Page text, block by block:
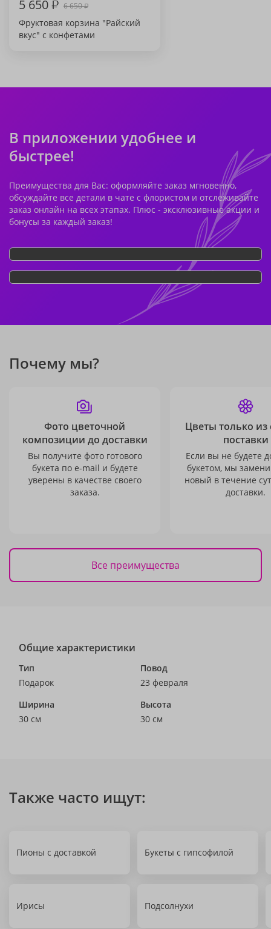
5 650₽ 6 650₽
Фруктовая корзина "Райский
вкус" с конфетами
В приложении удобнее и
быстрее!
Преимущества для Вас: оформляйте заказ мгновенно,
обсуждайте все детали в чате с флористом и отслеживайте
заказ онлайн на всех этапах. Плюс - эксклюзивные акции и
бонусы за каждый заказ!
Почему мы?
Фото цветочной
композиции до доставки
Вы получите фото готового
букета по e-mail и будете
уверены в качестве своего
заказа.
Цветы только из
поставки
Если вы не будете
букетом, мы
новый в течение
доставки.
Все преимущества
Общие характеристики
Тип
Подарок
Повод
23 февраля
Ширина
30 см
Высота
30 см
Также часто ищут:
Пионы с доставкой Букеты с гипсофилой
Ирисы Подсолнухи